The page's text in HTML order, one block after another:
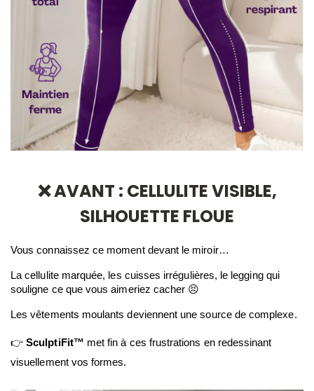
❌ AVANT : CELLULITE VISIBLE,
SILHOUETTE FLOUE
Vous connaissez ce moment devant le miroir…
La cellulite marquée, les cuisses irrégulières, le legging qui
souligne ce que vous aimeriez cacher 😣
Les vêtements moulants deviennent une source de complexe.
👉 SculptiFit™ met fin à ces frustrations en redessinant
visuellement vos formes.